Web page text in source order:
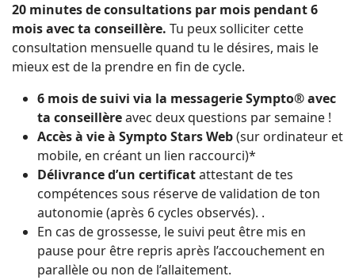
20 minutes de consultations par mois pendant 6
mois avec ta conseillère. Tu peux solliciter cette
consultation mensuelle quand tu le désires, mais le
mieux est de la prendre en fin de cycle.
6 mois de suivi via la messagerie Sympto® avec
ta conseillèreavec deux questions par semaine !
Accès à vie à Sympto Stars Web(sur ordinateur et
mobile, en créant un lien raccourci)*
Délivrance d’un certificatattestant de tes
compétences sous réserve de validation de ton
autonomie (après 6 cycles observés). .
En cas de grossesse, le suivi peut être mis en
pause pour être repris après l’accouchement en
parallèle ou non de l’allaitement.